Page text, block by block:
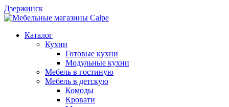
Дзержинск
Каталог
Кухни
Готовые кухни
Модульные кухни
Мебель в гостиную
Мебель в детскую
Комоды
Кровати